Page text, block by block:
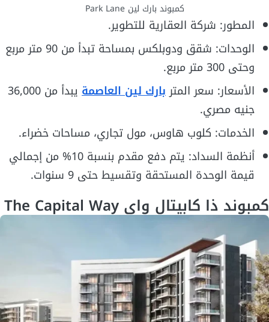
كمبوند بارك لين Park Lane
المطور: شركة العقارية للتطوير.
الوحدات: شقق ودوبلكس بمساحة تبدأ من 90 متر مربع
وحتى 300 متر مربع.
الأسعار: سعر المتربارك لين العاصمة
يبدأ من 36,000
جنيه مصري.
الخدمات: كلوب هاوس، مول تجاري، مساحات خضراء.
أنظمة السداد: يتم دفع مقدم بنسبة 10% من إجمالي
قيمة الوحدة المستحقة وتقسيط حتى 9 سنوات.
كمبوند ذا كابيتال واي The Capital Way